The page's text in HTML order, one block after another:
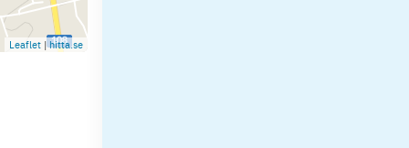
Leaflet | hitta.se